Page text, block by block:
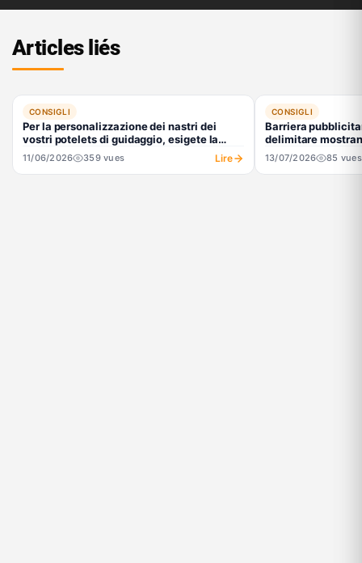
Articles liés
CONSIGLI
Per la personalizzazione dei nastri dei
vostri potelets di guidaggio, esigete la
sublimazione tessile! Spiegazioni.
11/06/2026 359 vues Lire
CONSIGLI
Barriera
delimitare
13/07/2026 85 vues